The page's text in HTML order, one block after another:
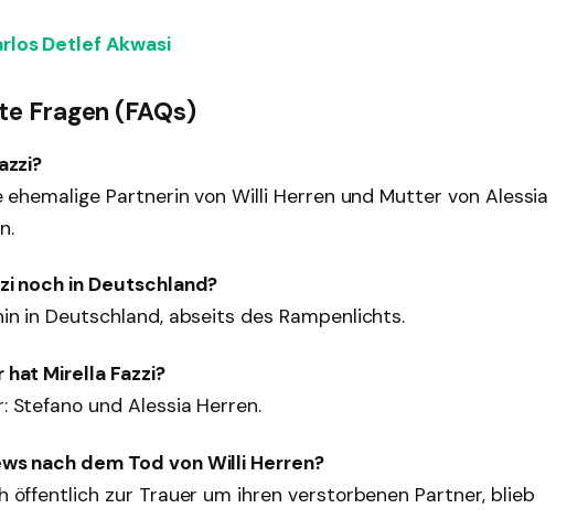
Detlef Akwasi
Fragen (FAQs)
ehemalige Partnerin von Willi Herren und Mutter von Alessia
noch in Deutschland?
in Deutschland, abseits des Rampenlichts.
hat Mirella Fazzi?
Stefano und Alessia Herren.
nach dem Tod von Willi Herren?
öffentlich zur Trauer um ihren verstorbenen Partner, blieb